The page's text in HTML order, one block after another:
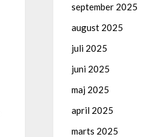
september 2025
august 2025
juli 2025
juni 2025
maj 2025
april 2025
marts 2025